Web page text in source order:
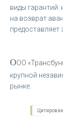
виды гарантий:
на возврат
предоставляет
ООО
крупной
рынке.